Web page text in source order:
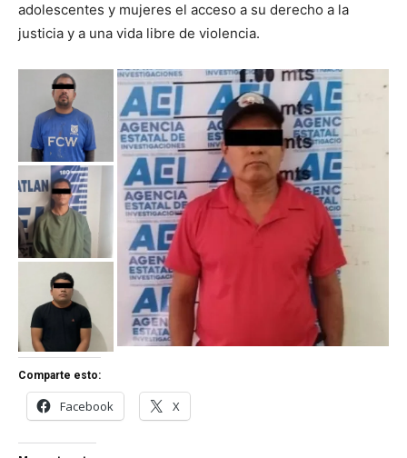
adolescentes y mujeres el acceso a su derecho a la
justicia y a una vida libre de violencia.
Comparte esto:
Facebook X